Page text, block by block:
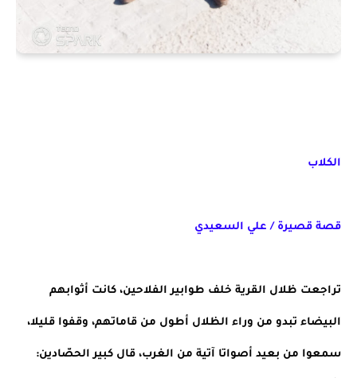
الكلاب
قصة قصيرة / علي السعيدي